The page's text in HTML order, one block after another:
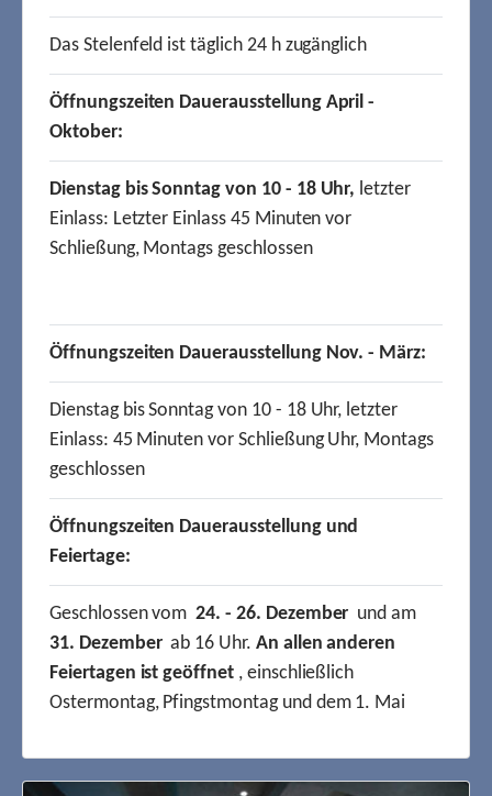
Das Stelenfeld ist täglich 24 h zugänglich
Öffnungszeiten Dauerausstellung April -
Oktober:
Dienstag bis Sonntag von 10 - 18 Uhr, letzter
Einlass: Letzter Einlass 45 Minuten vor
Schließung, Montags geschlossen
Öffnungszeiten Dauerausstellung Nov. - März:
Dienstag bis Sonntag von 10 - 18 Uhr, letzter
Einlass: 45 Minuten vor Schließung Uhr, Montags
geschlossen
Öffnungszeiten Dauerausstellung und
Feiertage:
Geschlossen vom24. - 26. Dezember und am
31. Dezemberab 16 Uhr. An allen anderen
Feiertagen ist geöffnet, einschließlich
Ostermontag, Pfingstmontag und dem 1. Mai